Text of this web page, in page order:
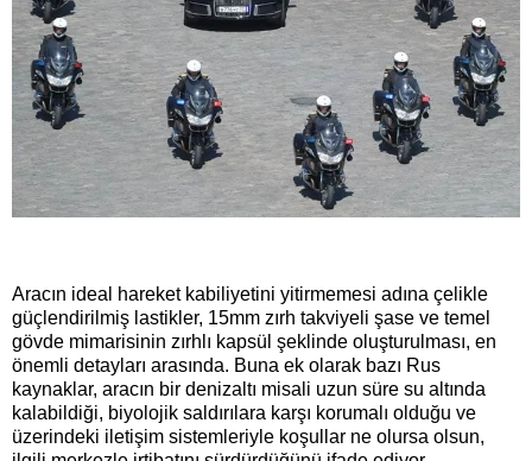
Aracın ideal hareket kabiliyetini yitirmemesi adına çelikle
güçlendirilmiş lastikler, 15mm zırh takviyeli şase ve temel
gövde mimarisinin zırhlı kapsül şeklinde oluşturulması, en
önemli detayları arasında. Buna ek olarak bazı Rus
kaynaklar, aracın bir denizaltı misali uzun süre su altında
kalabildiği, biyolojik saldırılara karşı korumalı olduğu ve
üzerindeki iletişim sistemleriyle koşullar ne olursa olsun,